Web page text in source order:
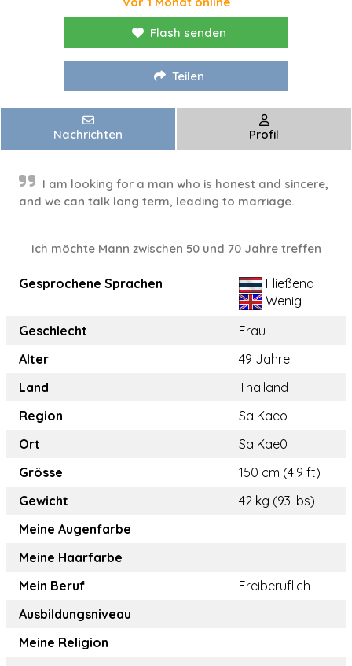
Flash senden
Teilen
Nachrichten Profil
I am looking for a man who is honest and sincere,
and we can talk long term, leading to marriage.
Ich möchte Mann zwischen 50 und 70 Jahre treffen
Gesprochene Sprachen
Fließend
Wenig
Geschlecht
Frau
Alter
49 Jahre
Land
Thailand
Region
Sa Kaeo
Ort
Sa Kae0
Grösse
150 cm (4.9 ft)
Gewicht
42 kg (93 lbs)
Meine Augenfarbe
Meine Haarfarbe
Mein Beruf
Freiberuflich
Ausbildungsniveau
Meine Religion